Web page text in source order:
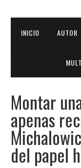
INICIO AUTOR
Montar
apenas
del papel